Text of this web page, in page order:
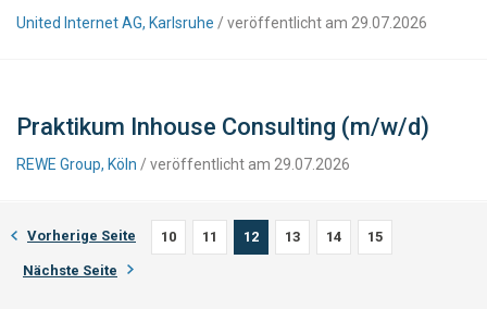
United Internet AG, Karlsruhe / veröffentlicht am 29.07.2026
Praktikum Inhouse Consulting (m/w/d)
REWE Group, Köln / veröffentlicht am 29.07.2026
Vorherige Seite 10 11 12 13 14 15
Nächste Seite